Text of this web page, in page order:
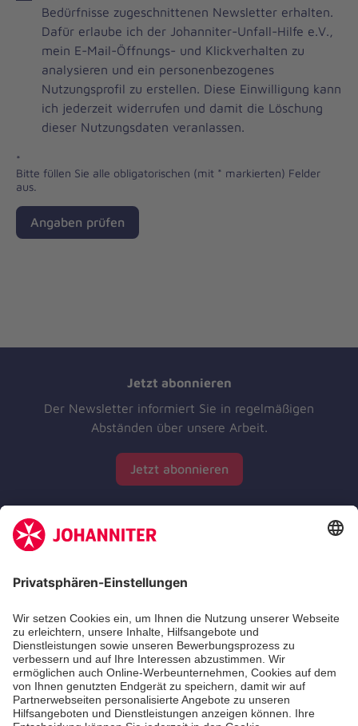
Brevo
Newsletter
Checkbox
Bedürfnisse zugeschnittenen Newsletter erhalten.
Dafür erlaube ich der Johanniter-Unfall-Hilfe e.V.,
mein E-Mail-Öffnungs- und Klickverhalten zu
analysieren und ein personenbezogenes
Nutzungsprofil zu erstellen. Diese Einwilligung kann
ich jederzeit widerrufen und damit die Löschung
dieser Nutzungsdaten veranlassen.
*
Bitte füllen Sie alle obligatorischen (mit * markierten) Felder
aus.
Angaben prüfen
Jetzt abonnieren
Der Newsletter informiert Sie in regelmäßigen
Abständen über unsere Arbeit.
Jetzt abonnieren
Zertifizierung der Johanniter-Unfall-Hilfe e.V.
Die Johanniter GmbH führt das Spendenzertifikat
des Deutschen Spendenrats e.V.